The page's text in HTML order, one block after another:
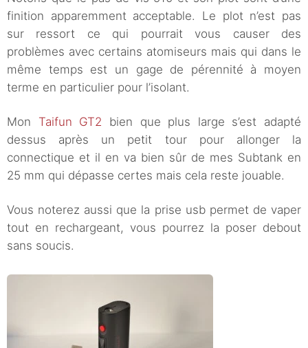
finition apparemment acceptable. Le plot n’est pas
sur ressort ce qui pourrait vous causer des
problèmes avec certains atomiseurs mais qui dans le
même temps est un gage de pérennité à moyen
terme en particulier pour l’isolant.
Mon Taifun GT2 bien que plus large s’est adapté
dessus après un petit tour pour allonger la
connectique et il en va bien sûr de mes Subtank en
25 mm qui dépasse certes mais cela reste jouable.
Vous noterez aussi que la prise usb permet de vaper
tout en rechargeant, vous pourrez la poser debout
sans soucis.